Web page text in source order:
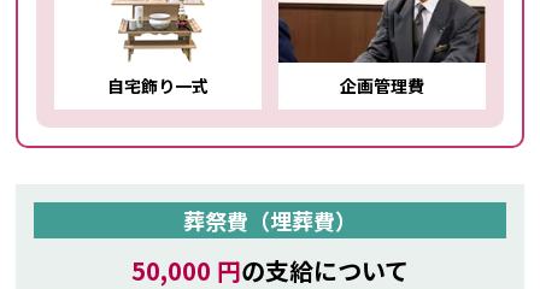
自宅飾り一式 企画管理費
葬祭費（埋葬費）
50,000 円の支給について